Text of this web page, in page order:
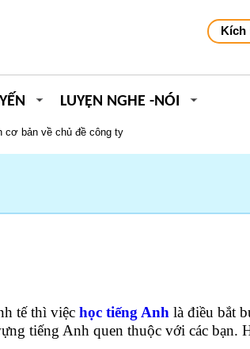
Kích
LUYỆN NGHE -NÓI
cơ bản về chủ đề công ty
tế thì việc học tiếng Anh là điều bắt
tiếng Anh quen thuộc với các bạn.